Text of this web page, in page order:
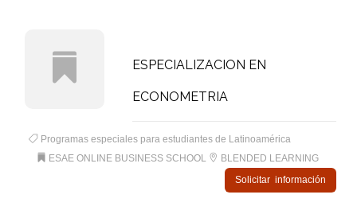
ESPECIALIZACION EN
ECONOMETRIA
Programas especiales para estudiantes de Latinoamérica
ESAE ONLINE BUSINESS SCHOOL
BLENDED LEARNING
Solicitar información